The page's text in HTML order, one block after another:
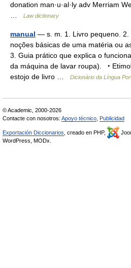
donation man·u·al·ly adv Merriam
Law dictionary
manual — s. m. 1. Livro pequeno. 2.
noções básicas de uma matéria ou
3. Guia prático que explica o
da máquina de lavar roupa). ‣
estojo de livro …
Dicionário da Língua
© Academic, 2000-2026
Contacte con nosotros: Apoyo técnico Publicidad
Exportación Diccionarios , creado en PHP,
WordPress, MODx.